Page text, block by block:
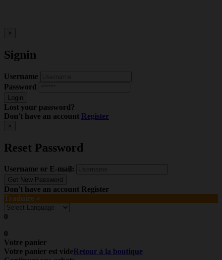
×
Signin
Username
Password
Lost your password?
Don't have an account Register
×
Reset Password
Username or E-mail:
Don't have an account Register
Traduire »
0
0
Votre panier
Votre panier est videRetour à la boutique